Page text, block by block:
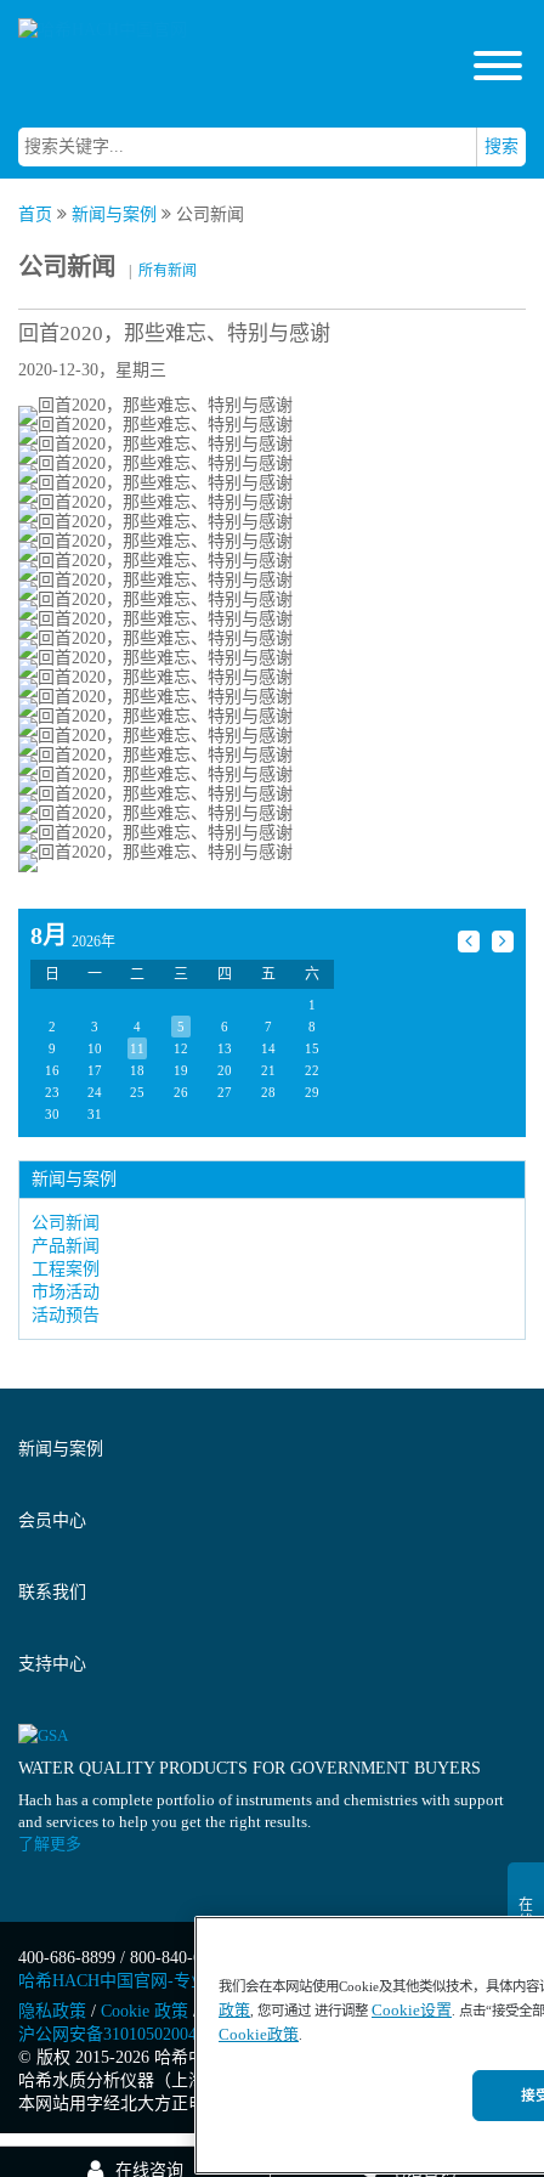
搜索
首页 新闻与案例 公司新闻
公司新闻 所有新闻
回首2020，那些难忘、特别与感谢
2020-12-30，星期三
8月
2026年
日
一 二 三 四 五 六
1
2
3 4 5 6 7
8
9
10 11 12 13 14
15
16
17 18 19 20 21
22
23
24 25 26 27 28
29
30
31
新闻与案例
公司新闻
产品新闻
工程案例
市场活动
活动预告
新闻与案例
会员中心
联系我们
支持中心
WATER QUALITY PRODUCTS FOR GOVERNMENT BUYERS
Hach has a complete portfolio of instruments and chemistries with support
and services to help you get the right results.
了解更多
400-686-8899 / 800-840-6026
哈希HACH中国官网-专业水质分析仪器
隐私政策 / Cookie 政策 / Cookie 设置/沪ICP备13034148号-4/
沪公网安备31010502004971号/沪(浦)应急管危经许[2023]201871
© 版权 2015-2026 哈希中国版权所有
哈希水质分析仪器（上海）有限公司
本网站用字经北大方正电子有限公司授权许可
在线咨询 电话咨询
我们会在本网站使用Cookie及其他类似技术，具体内
政策, 您可通过 进行调整 Cookie设置. 点击“接受全
Cookie政策.
接